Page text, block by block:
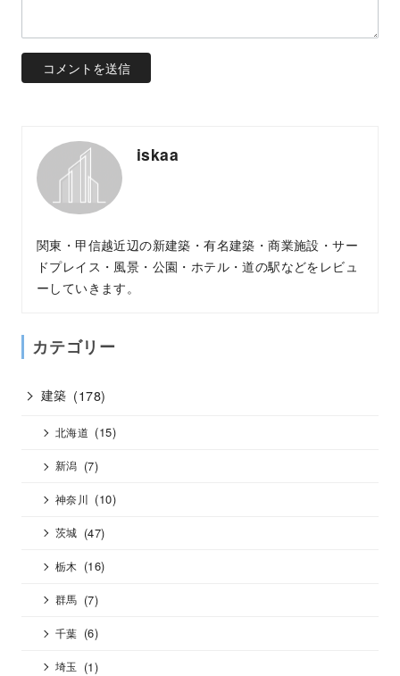
iskaa
関東・甲信越近辺の新建築・有名建築・商業施設・サー
ドプレイス・風景・公園・ホテル・道の駅などをレビュ
ーしていきます。
カテゴリー
建築 (178)
北海道 (15)
新潟 (7)
神奈川 (10)
茨城 (47)
栃木 (16)
群馬 (7)
千葉 (6)
埼玉 (1)